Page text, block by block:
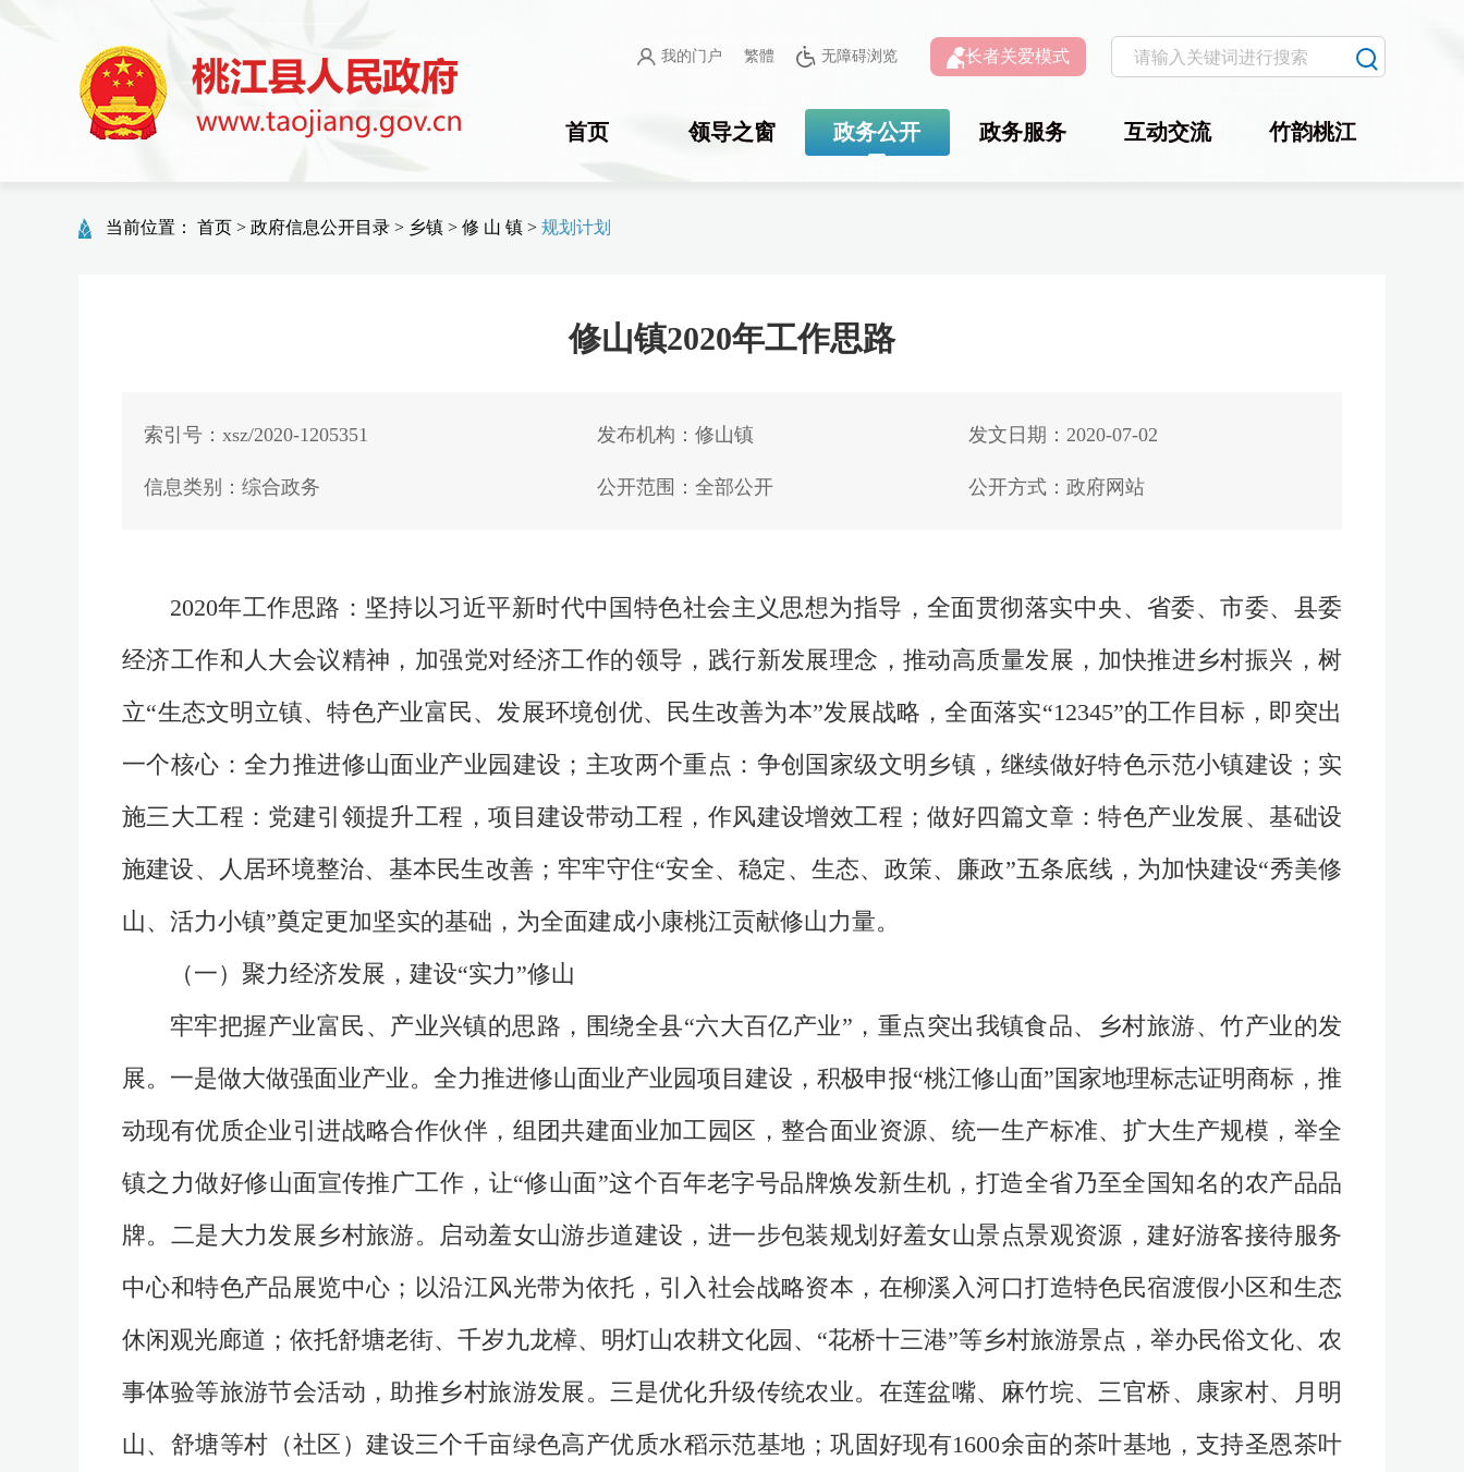
我的门户 繁體 无障碍浏览 长者关爱模式
首页 领导之窗 政务公开 政务服务 互动交流 竹韵桃江
当前位置： 首页 > 政府信息公开目录 > 乡镇 > 修 山 镇 > 规划计划
修山镇2020年工作思路
索引号：xsz/2020-1205351 发布机构：修山镇 发文日期：2020-07-02
信息类别：综合政务 公开范围：全部公开 公开方式：政府网站
2020年工作思路：坚持以习近平新时代中国特色社会主义思想为指导，全面贯彻落实中央、省委、市委、县委
经济工作和人大会议精神，加强党对经济工作的领导，践行新发展理念，推动高质量发展，加快推进乡村振兴，树
立“生态文明立镇、特色产业富民、发展环境创优、民生改善为本”发展战略，全面落实“12345”的工作目标，即突出
一个核心：全力推进修山面业产业园建设；主攻两个重点：争创国家级文明乡镇，继续做好特色示范小镇建设；实
施三大工程：党建引领提升工程，项目建设带动工程，作风建设增效工程；做好四篇文章：特色产业发展、基础设
施建设、人居环境整治、基本民生改善；牢牢守住“安全、稳定、生态、政策、廉政”五条底线，为加快建设“秀美修
山、活力小镇”奠定更加坚实的基础，为全面建成小康桃江贡献修山力量。
（一）聚力经济发展，建设“实力”修山
牢牢把握产业富民、产业兴镇的思路，围绕全县“六大百亿产业”，重点突出我镇食品、乡村旅游、竹产业的发
展。一是做大做强面业产业。全力推进修山面业产业园项目建设，积极申报“桃江修山面”国家地理标志证明商标，推
动现有优质企业引进战略合作伙伴，组团共建面业加工园区，整合面业资源、统一生产标准、扩大生产规模，举全
镇之力做好修山面宣传推广工作，让“修山面”这个百年老字号品牌焕发新生机，打造全省乃至全国知名的农产品品
牌。二是大力发展乡村旅游。启动羞女山游步道建设，进一步包装规划好羞女山景点景观资源，建好游客接待服务
中心和特色产品展览中心；以沿江风光带为依托，引入社会战略资本，在柳溪入河口打造特色民宿渡假小区和生态
休闲观光廊道；依托舒塘老街、千岁九龙樟、明灯山农耕文化园、“花桥十三港”等乡村旅游景点，举办民俗文化、农
事体验等旅游节会活动，助推乡村旅游发展。三是优化升级传统农业。在莲盆嘴、麻竹垸、三官桥、康家村、月明
山、舒塘等村（社区）建设三个千亩绿色高产优质水稻示范基地；巩固好现有1600余亩的茶叶基地，支持圣恩茶叶